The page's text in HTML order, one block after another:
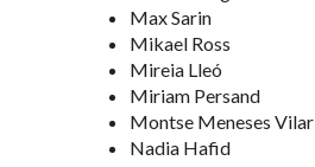
Max Sarin
Mikael Ross
Mireia Lleó
Miriam Persand
Montse Meneses Vilar
Nadia Hafid